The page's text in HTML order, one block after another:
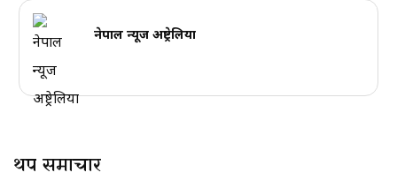
नेपाल न्यूज अष्ट्रेलिया
थप समाचार